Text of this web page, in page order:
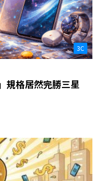
3C
規格居然完勝三星